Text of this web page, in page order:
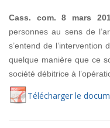
Cass. com. 8 mars
personnes au sens de
s’entend de l’intervention
quelque manière que ce
société débitrice à
Télécharger le